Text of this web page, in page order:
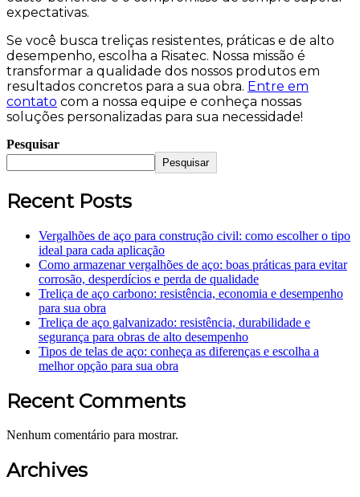
expectativas.
Se você busca treliças resistentes, práticas e de alto
desempenho, escolha a Risatec. Nossa missão é
transformar a qualidade dos nossos produtos em
resultados concretos para a sua obra. Entre em
contato com a nossa equipe e conheça nossas
soluções personalizadas para sua necessidade!
Pesquisar
Pesquisar
Recent Posts
Vergalhões de aço para construção civil: como escolher o tipo
ideal para cada aplicação
Como armazenar vergalhões de aço: boas práticas para evitar
corrosão, desperdícios e perda de qualidade
Treliça de aço carbono: resistência, economia e desempenho
para sua obra
Treliça de aço galvanizado: resistência, durabilidade e
segurança para obras de alto desempenho
Tipos de telas de aço: conheça as diferenças e escolha a
melhor opção para sua obra
Recent Comments
Nenhum comentário para mostrar.
Archives